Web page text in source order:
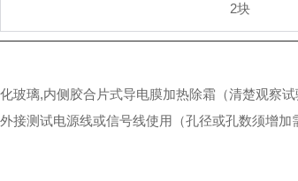
2块
玻璃,内侧胶合片式导电膜加热除霜（清楚观察
接测试电源线或信号线使用（孔径或孔数须增加